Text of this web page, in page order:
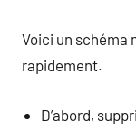
Voici un schéma
rapidement.
D’abord,